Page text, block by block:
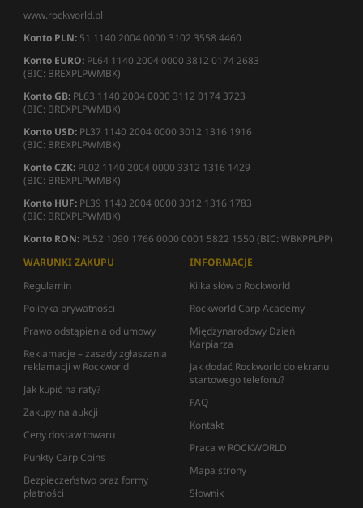
www.rockworld.pl
Konto PLN: 51 1140 2004 0000 3102 3558 4460
Konto EURO: PL64 1140 2004 0000 3812 0174 2683
(BIC: BREXPLPWMBK)
Konto GB: PL63 1140 2004 0000 3112 0174 3723
(BIC: BREXPLPWMBK)
Konto USD: PL37 1140 2004 0000 3012 1316 1916
(BIC: BREXPLPWMBK)
Konto CZK: PL02 1140 2004 0000 3312 1316 1429
(BIC: BREXPLPWMBK)
Konto HUF: PL39 1140 2004 0000 3012 1316 1783
(BIC: BREXPLPWMBK)
Konto RON: PL52 1090 1766 0000 0001 5822 1550 (BIC: WBKPPLPP)
WARUNKI ZAKUPU
Regulamin
Polityka prywatności
Prawo odstąpienia od umowy
Reklamacje – zasady zgłaszania
reklamacji w Rockworld
Jak kupić na raty?
Zakupy na aukcji
Ceny dostaw towaru
Punkty Carp Coins
Bezpieczeństwo oraz formy
płatności
INFORMACJE
Kilka słów o Rockworld
Rockworld Carp Academy
Międzynarodowy Dzień
Karpiarza
Jak dodać Rockworld do ekranu
startowego telefonu?
FAQ
Kontakt
Praca w ROCKWORLD
Mapa strony
Słownik